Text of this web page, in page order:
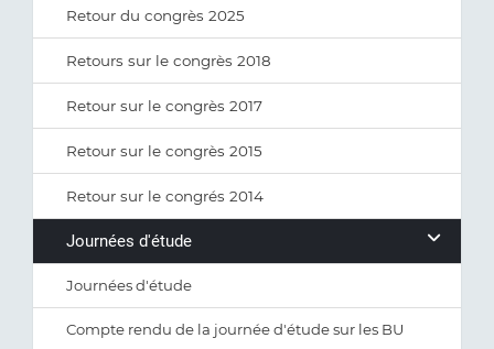
Retour du congrès 2025
Retours sur le congrès 2018
Retour sur le congrès 2017
Retour sur le congrès 2015
Retour sur le congrés 2014
Journées d'étude
Journées d'étude
Compte rendu de la journée d'étude sur les BU